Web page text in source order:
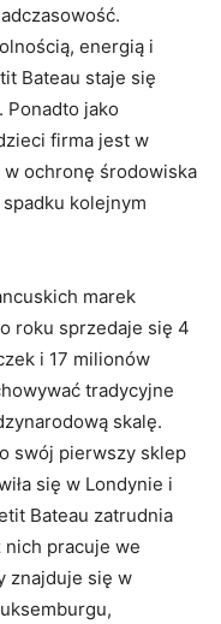
energią i
Bateau staje się
Ponadto jako
firma jest w
w ochronę środowiska
kolejnym
marek
roku sprzedaje się 4
i 17 milionów
tradycyjne
skalę.
swój pierwszy sklep
się w Londynie i
Bateau zatrudnia
nich pracuje we
znajduje się w